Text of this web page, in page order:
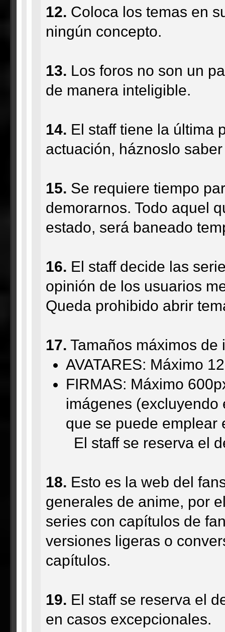
12. Coloca los temas en
ningún concepto.
13. Los foros no son un
de manera inteligible.
14. El staff tiene la última
actuación, háznoslo
15. Se requiere tiempo
demorarnos. Todo aquel
estado, será baneado
16. El staff decide las
opinión de los usuarios
Queda prohibido abrir
17. Tamaños máximos de
AVATARES: Máximo
FIRMAS: Máximo
imágenes
que se puede emplear
El staff se reserva el
18. Esto es la web del
generales de anime, por
series con capítulos de
versiones ligeras o
capítulos.
19. El staff se reserva el
en casos excepcionales.